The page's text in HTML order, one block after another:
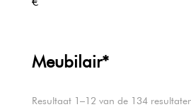
Meubilair*
Resultaat 1–12 van de 134